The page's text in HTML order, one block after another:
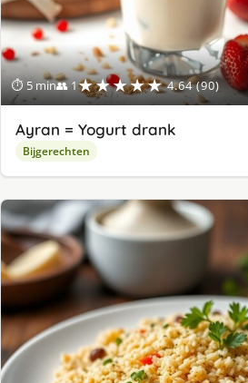
⏱ 5 min👥 1★★★★★ 4.64 (90)
Ayran = Yogurt drank
Bijgerechten